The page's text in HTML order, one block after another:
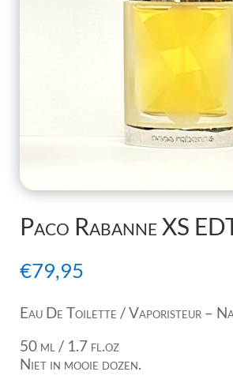
Paco Rabanne XS
€79,95
Eau De Toilette / Vaporisteur –
50 ml / 1.7 fl.oz
Niet in mooie dozen.